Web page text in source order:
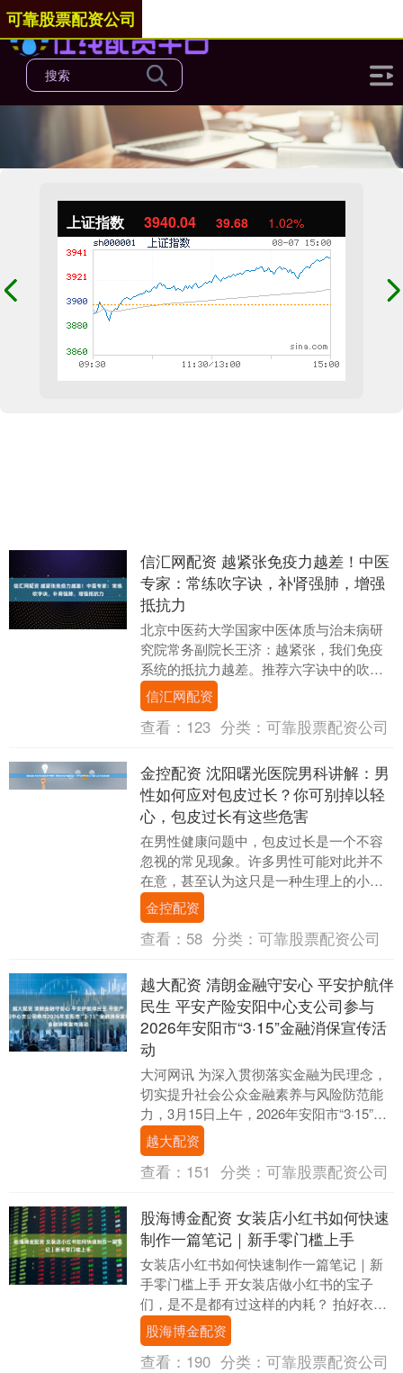
上证指数 3940.04 39.68 1.02%
可靠股票配资公司
信汇网配资 越紧张免疫力越差！中医
专家：常练吹字诀，补肾强肺，增强
抵抗力
北京中医药大学国家中医体质与治未病研
究院常务副院长王济：越紧张，我们免疫
系统的抵抗力越差。推荐六字诀中的吹字
诀，这个功法能够调养先天，培补肾精肾
气。通过练习吹字....
信汇网配资
查看： 123 分类： 可靠股票配资公司
金控配资 沈阳曙光医院男科讲解：男
性如何应对包皮过长？你可别掉以轻
心，包皮过长有这些危害
在男性健康问题中，包皮过长是一个不容
忽视的常见现象。许多男性可能对此并不
在意，甚至认为这只是一种生理上的小差
异，但事实并非如此。沈阳曙光医院男科
专家指出，包皮过....
金控配资
查看： 58 分类： 可靠股票配资公司
越大配资 清朗金融守安心 平安护航伴
民生 平安产险安阳中心支公司参与
2026年安阳市“3·15”金融消保宣传活
动
大河网讯 为深入贯彻落实金融为民理念，
切实提升社会公众金融素养与风险防范能
力，3月15日上午，2026年安阳市“3·15”金
融消费者权益保护教育宣传活动在文峰
万....
越大配资
查看： 151 分类： 可靠股票配资公司
股海博金配资 女装店小红书如何快速
制作一篇笔记｜新手零门槛上手
女装店小红书如何快速制作一篇笔记｜新
手零门槛上手 开女装店做小红书的宝子
们，是不是都有过这样的内耗？ 拍好衣服
图，憋半天写不出种草文案，要么生硬像
广告，要么没网....
股海博金配资
查看： 190 分类： 可靠股票配资公司